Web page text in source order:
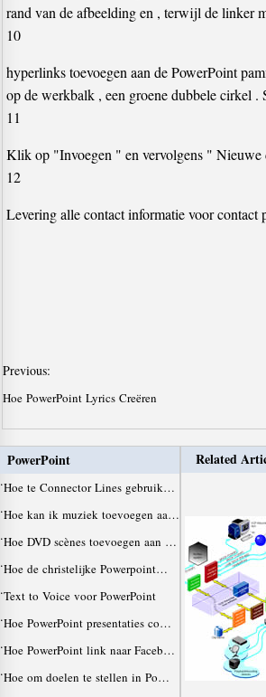
rand van de afbeelding en , terwijl de linker
10
hyperlinks toevoegen aan de PowerPoint
op de werkbalk , een groene dubbele cirkel
11
Klik op "Invoegen " en vervolgens " Nieuwe
12
Levering alle contact informatie voor contact
Previous:
Hoe PowerPoint Lyrics Creëren
PowerPoint
·Hoe te Connector Lines gebruik…
·Hoe kan ik muziek toevoegen aa…
·Hoe DVD scènes toevoegen aan …
·Hoe de christelijke Powerpoint…
·Text to Voice voor PowerPoint
·Hoe PowerPoint presentaties co…
·Hoe PowerPoint link naar Faceb…
·Hoe om doelen te stellen in Po…
Related